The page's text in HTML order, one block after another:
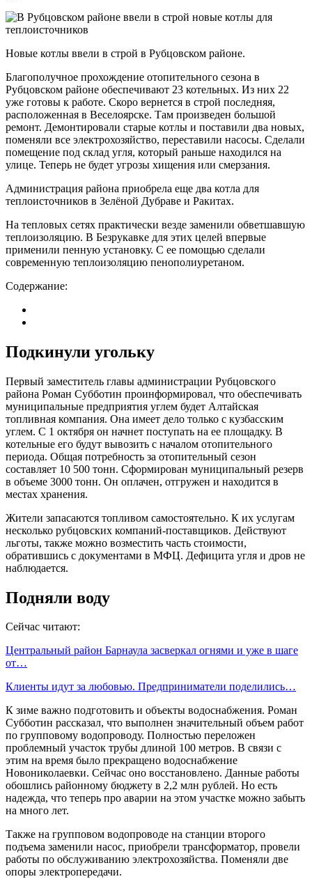
Новые котлы ввели в строй в Рубцовском районе.
Благополучное прохождение отопительного сезона в
Рубцовском районе обеспечивают 23 котельных. Из них 22
уже готовы к работе. Скоро вернется в строй последняя,
расположенная в Веселоярске. Там произведен большой
ремонт. Демонтировали старые котлы и поставили два новых,
поменяли все электрохозяйство, переставили насосы. Сделали
помещение под склад угля, который раньше находился на
улице. Теперь не будет угрозы хищения или смерзания.
Администрация района приобрела еще два котла для
теплоисточников в Зелёной Дубраве и Ракитах.
На тепловых сетях практически везде заменили обветшавшую
теплоизоляцию. В Безрукавке для этих целей впервые
применили пенную установку. С ее помощью сделали
современную теплоизоляцию пенополиуретаном.
Содержание:
Подкинули угольку
Первый заместитель главы администрации Рубцовского
района Роман Субботин проинформировал, что обеспечивать
муниципальные предприятия углем будет Алтайская
топливная компания. Она имеет дело только с кузбасским
углем. С 1 октября он начнет поступать на ее площадку. В
котельные его будут вывозить с началом отопительного
периода. Общая потребность за отопительный сезон
составляет 10 500 тонн. Сформирован муниципальный резерв
в объеме 3000 тонн. Он оплачен, отгружен и находится в
местах хранения.
Жители запасаются топливом самостоятельно. К их услугам
несколько рубцовских компаний-поставщиков. Действуют
льготы, также можно возместить часть стоимости,
обратившись с документами в МФЦ. Дефицита угля и дров не
наблюдается.
Подняли воду
Сейчас читают:
Центральный район Барнаула засверкал огнями и уже в шаге
от…
Клиенты идут за любовью. Предприниматели поделились…
К зиме важно подготовить и объекты водоснабжения. Роман
Субботин рассказал, что выполнен значительный объем работ
по групповому водопроводу. Полностью переложен
проблемный участок трубы длиной 100 метров. В связи с
этим на время было прекращено водоснабжение
Новониколаевки. Сейчас оно восстановлено. Данные работы
обошлись районному бюджету в 2,2 млн рублей. Но есть
надежда, что теперь про аварии на этом участке можно забыть
на много лет.
Также на групповом водопроводе на станции второго
подъема заменили насос, приобрели трансформатор, провели
работы по обслуживанию электрохозяйства. Поменяли две
опоры электропередачи.